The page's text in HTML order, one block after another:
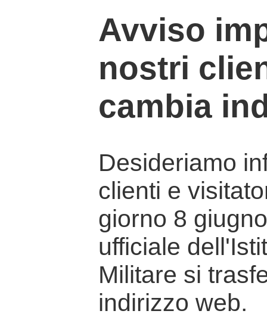
Avviso
nostri
cambia
Desideriamo
clienti e
giorno 8
ufficiale
Militare si
indirizzo web.